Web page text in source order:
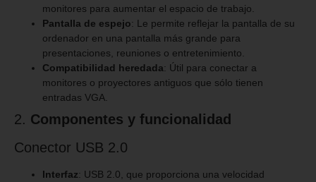
monitores para aumentar el espacio de trabajo.
Pantalla de espejo: Le permite reflejar la pantalla de su
ordenador en una pantalla más grande para
presentaciones, reuniones o entretenimiento.
Compatibilidad heredada: Útil para conectar a
monitores o proyectores antiguos que sólo tienen
entradas VGA.
2. Componentes y funcionalidad
Conector USB 2.0
Interfaz: USB 2.0, que proporciona una velocidad